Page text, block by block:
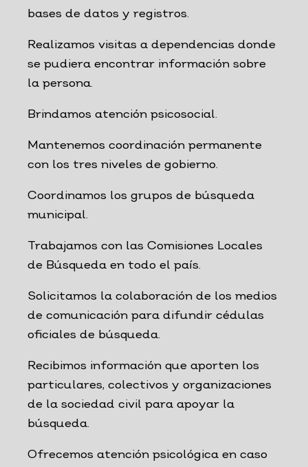
bases de datos y registros.
Realizamos visitas a dependencias donde
se pudiera encontrar información sobre
la persona.
Brindamos atención psicosocial.
Mantenemos coordinación permanente
con los tres niveles de gobierno.
Coordinamos los grupos de búsqueda
municipal.
Trabajamos con las Comisiones Locales
de Búsqueda en todo el país.
Solicitamos la colaboración de los medios
de comunicación para difundir cédulas
oficiales de búsqueda.
Recibimos información que aporten los
particulares, colectivos y organizaciones
de la sociedad civil para apoyar la
búsqueda.
Ofrecemos atención psicológica en caso